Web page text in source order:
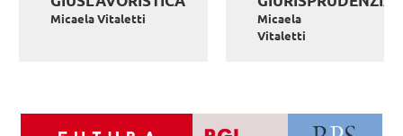
Micaela Vitaletti
Micaela
Vitaletti